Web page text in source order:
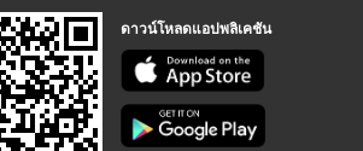
ดาวน์โหลดแอปพลิเคชัน